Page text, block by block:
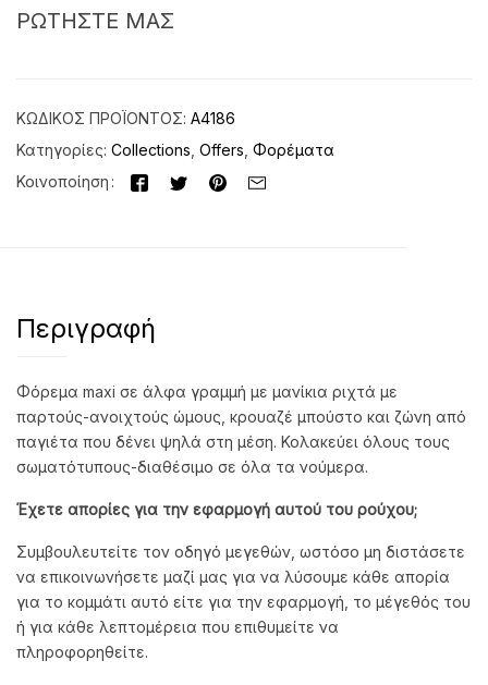
ΡΩΤΗΣΤΕ ΜΑΣ
ΚΩΔΙΚΌΣ ΠΡΟΪΌΝΤΟΣ: A4186
Κατηγορίες: Collections Offers Φορέματα
Κοινοποίηση
Περιγραφή
Φόρεμα maxi σε άλφα γραμμή με μανίκια ριχτά με
παρτούς-ανοιχτούς ώμους, κρουαζέ μπούστο και ζώνη από
παγιέτα που δένει ψηλά στη μέση. Κολακεύει όλους τους
σωματότυπους-διαθέσιμο σε όλα τα νούμερα.
Έχετε απορίες για την εφαρμογή αυτού του ρούχου;
Συμβουλευτείτε τον οδηγό μεγεθών, ωστόσο μη διστάσετε
να επικοινωνήσετε μαζί μας για να λύσουμε κάθε απορία
για το κομμάτι αυτό είτε για την εφαρμογή, το μέγεθός του
ή για κάθε λεπτομέρεια που επιθυμείτε να
πληροφορηθείτε.